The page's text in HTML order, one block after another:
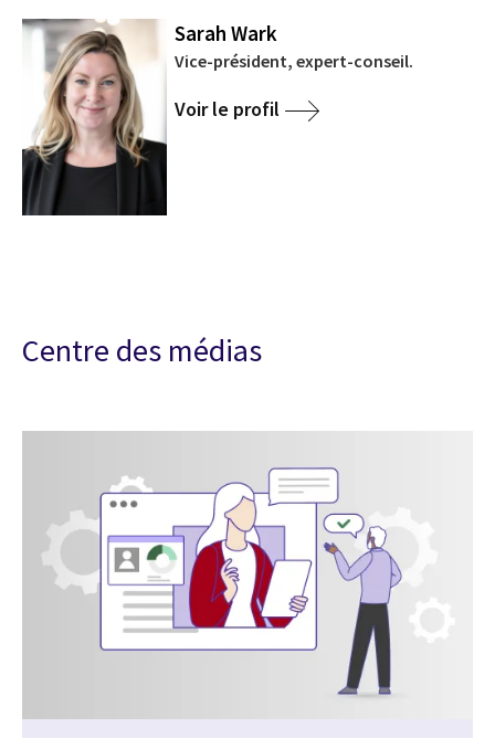
Sarah Wark
Vice-président, expert-conseil.
Voir le profil
Centre des médias